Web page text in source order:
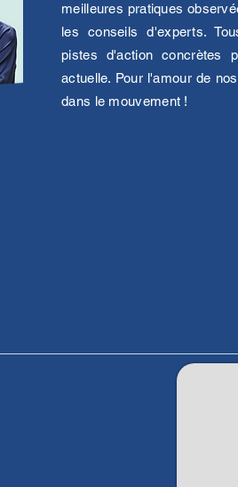
meilleures pratiques
les conseils d'experts.
pistes d'action concrètes
actuelle. Pour l'amour de
dans le mouvement !